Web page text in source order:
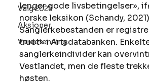
Valg 2025
Aksjoner
Vardetenning
lenger gode livsbetingelser»,
norske leksikon (Schandy,
Sanglerkebestanden er
truet» i Artsdatabanken.
sanglerkeindivider kan
Vestlandet, men de fleste
høsten.